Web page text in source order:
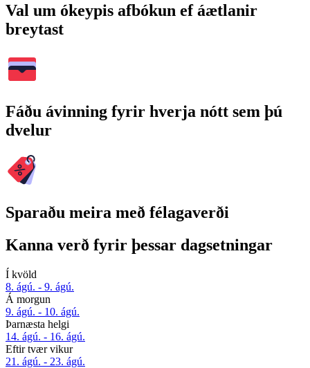
Val um ókeypis afbókun ef áætlanir
breytast
Fáðu ávinning fyrir hverja nótt sem þú
dvelur
Sparaðu meira með félagaverði
Kanna verð fyrir þessar dagsetningar
Í kvöld
8. ágú. - 9. ágú.
Á morgun
9. ágú. - 10. ágú.
Þarnæsta helgi
14. ágú. - 16. ágú.
Eftir tvær vikur
21. ágú. - 23. ágú.